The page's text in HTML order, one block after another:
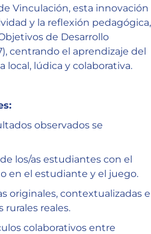
Vinculación, esta innovación
y la reflexión pedagógica,
de Desarrollo
centrando el aprendizaje del
local, lúdica y colaborativa.
observados se
los/as estudiantes con el
en el estudiante y el juego.
originales, contextualizadas e
reales.
colaborativos entre